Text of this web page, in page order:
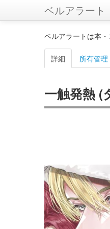
ベルアラート
ベルアラートは本
詳細 所有管理
一触発熱 (